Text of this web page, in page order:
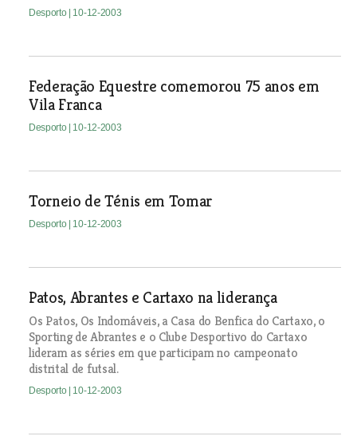
Desporto | 10-12-2003
Federação Equestre comemorou 75 anos em
Vila Franca
Desporto | 10-12-2003
Torneio de Ténis em Tomar
Desporto | 10-12-2003
Patos, Abrantes e Cartaxo na liderança
Os Patos, Os Indomáveis, a Casa do Benfica do Cartaxo, o
Sporting de Abrantes e o Clube Desportivo do Cartaxo
lideram as séries em que participam no campeonato
distrital de futsal.
Desporto | 10-12-2003